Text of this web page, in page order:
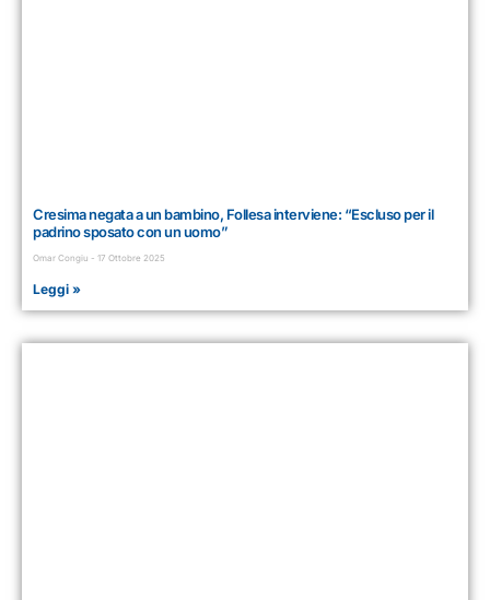
Cresima negata a un bambino, Follesa interviene: “Escluso per il
padrino sposato con un uomo”
Omar Congiu 17 Ottobre 2025
Leggi »